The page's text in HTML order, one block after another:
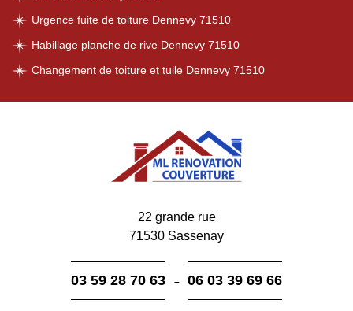
Urgence fuite de toiture Dennevy 71510
Habillage planche de rive Dennevy 71510
Changement de toiture et tuile Dennevy 71510
22 grande rue
71530 Sassenay
03 59 28 70 63 - 06 03 39 69 66